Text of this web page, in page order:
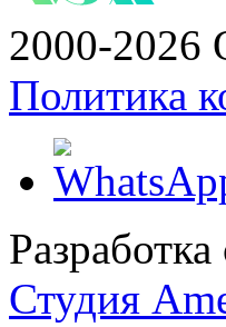
2000-
Политика
Разработка
Студия